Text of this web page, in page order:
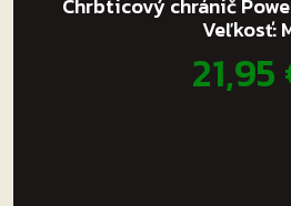
Chrbticový chránič
Veľkosť:
21,95